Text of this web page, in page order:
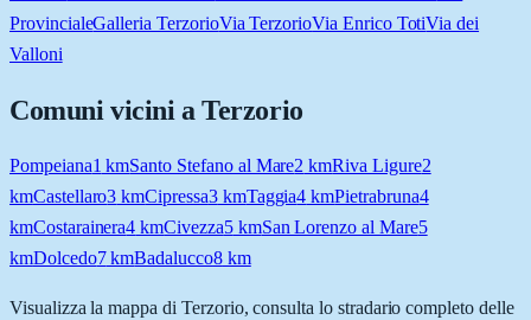
ProvincialeGalleria TerzorioVia TerzorioVia Enrico TotiVia dei
Valloni
Comuni vicini aTerzorio
Pompeiana1 kmSanto Stefano al Mare2 kmRiva Ligure2
kmCastellaro3 kmCipressa3kmTaggia4 kmPietrabruna4
kmCostarainera4 kmCivezza5kmSan Lorenzo al Mare5
kmDolcedo7kmBadalucco8km
Visualizza la mappa di Terzorio, consulta lo stradario completo delle